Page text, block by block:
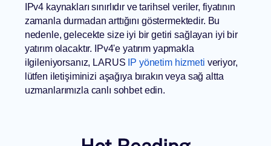
IPv4 kaynakları sınırlıdır ve tarihsel veriler, fiyatının
zamanla durmadan arttığını göstermektedir. Bu
nedenle, gelecekte size iyi bir getiri sağlayan iyi bir
yatırım olacaktır. IPv4'e yatırım yapmakla
ilgileniyorsanız, LARUS IP yönetim hizmeti veriyor,
lütfen iletişiminizi aşağıya bırakın veya sağ altta
uzmanlarımızla canlı sohbet edin.